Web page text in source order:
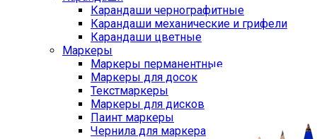
Карандаши чернографитные
Карандаши механические и грифели
Карандаши цветные
Маркеры
Маркеры перманентные
Маркеры для досок
Текстмаркеры
Маркеры для дисков
Паинт маркеры
Чернила для маркера